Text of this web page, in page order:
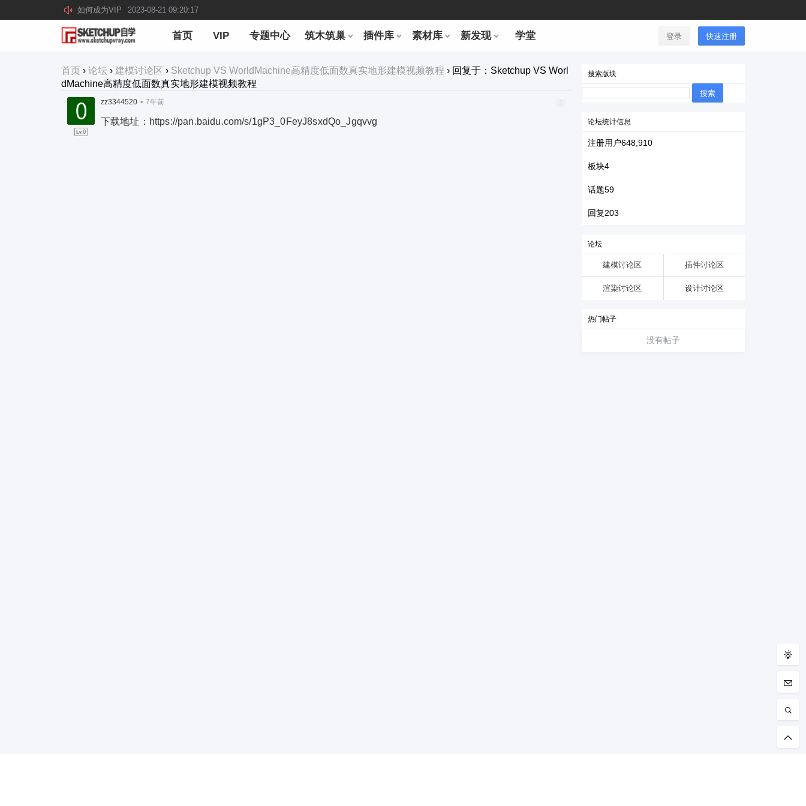
如何成为VIP 2023-08-21 09:20:17
首页 VIP 专题中心 筑木筑巢 插件库 素材库 新发现 学堂 登录 快速注册
首页 › 论坛 › 建模讨论区 › Sketchup VS WorldMachine高精度低面数真实地形建模视频教程 › 回复于：Sketchup VS Worl
dMachine高精度低面数真实地形建模视频教程
zz3344520 • 7年前 1
下载地址：https://pan.baidu.com/s/1gP3_0FeyJ8sxdQo_Jgqvvg
搜索版块
搜
索：
论坛统计信息
注册用户648,910
板块4
话题59
回复203
论坛
建模讨论区 插件讨论区
渲染讨论区 设计讨论区
热门帖子
没有帖子